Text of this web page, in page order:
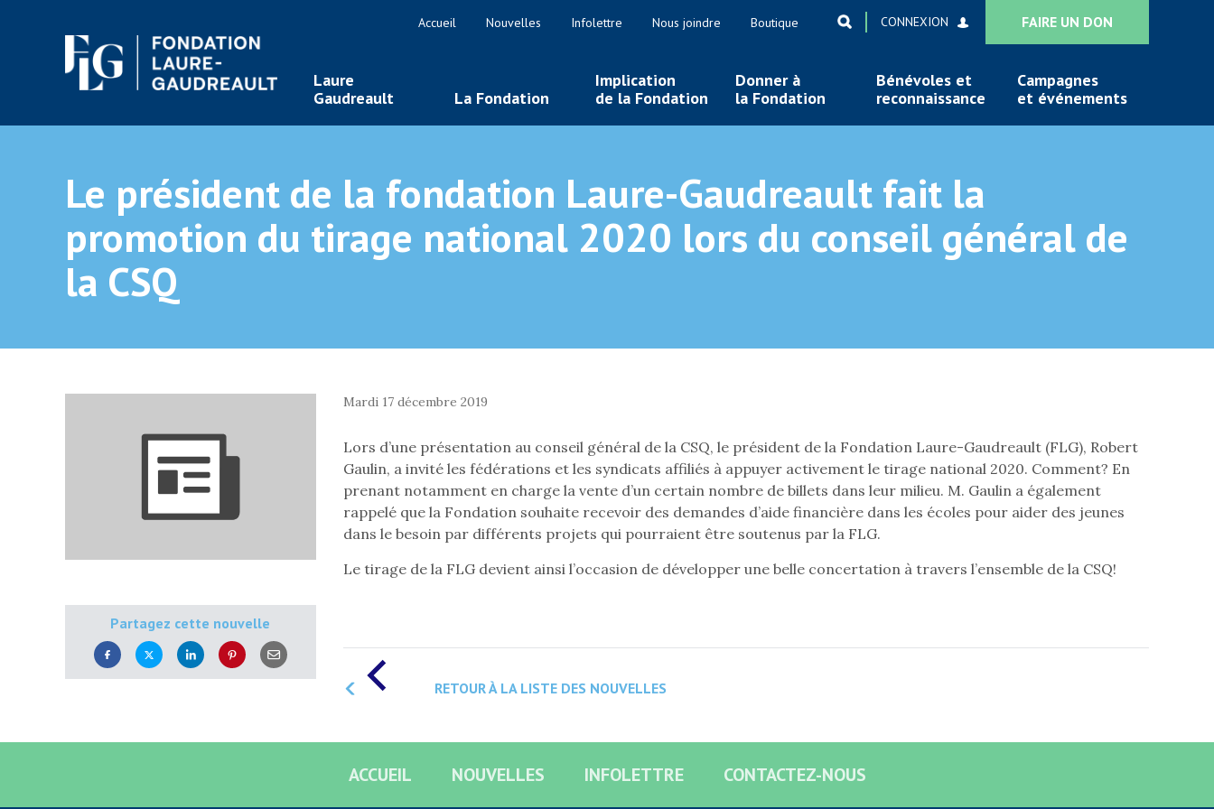
Accueil Nouvelles Infolettre Nous joindre Boutique CONNEXION FAIRE UN DON
Laure
Gaudreault
La Fondation
Implication
de la Fondation
Donner à
la Fondation
Bénévoles et
reconnaissance
Campagnes
et événements
Le président de la fondation Laure-Gaudreault fait la
promotion du tirage national 2020 lors du conseil général de
la CSQ
Partagez cette nouvelle
Mardi 17 décembre 2019
Lors d’une présentation au conseil général de la CSQ, le président de la Fondation Laure-Gaudreault (FLG), Robert
Gaulin, a invité les fédérations et les syndicats affiliés à appuyer activement le tirage national 2020. Comment? En
prenant notamment en charge la vente d’un certain nombre de billets dans leur milieu. M. Gaulin a également
rappelé que la Fondation souhaite recevoir des demandes d’aide financière dans les écoles pour aider des jeunes
dans le besoin par différents projets qui pourraient être soutenus par la FLG.
Le tirage de la FLG devient ainsi l’occasion de développer une belle concertation à travers l’ensemble de la CSQ!
RETOUR À LA LISTE DES NOUVELLES
ACCUEIL NOUVELLES INFOLETTRE CONTACTEZ-NOUS